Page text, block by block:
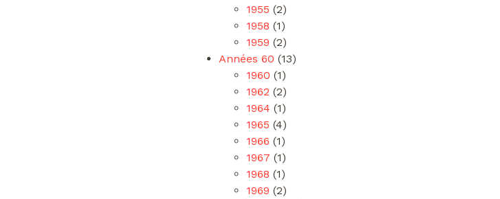
1955 (2)
1958 (1)
1959 (2)
Années 60 (13)
1960 (1)
1962 (2)
1964 (1)
1965 (4)
1966 (1)
1967 (1)
1968 (1)
1969 (2)